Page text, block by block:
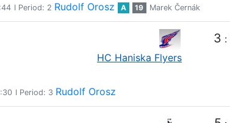
I Period: 2 Rudolf Orosz A 19 Marek Černák
HC Haniska Flyers
3 :
I Period: 3 Rudolf Orosz